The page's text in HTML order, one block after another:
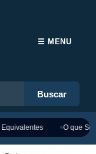
Buscar
☰ MENU
O que